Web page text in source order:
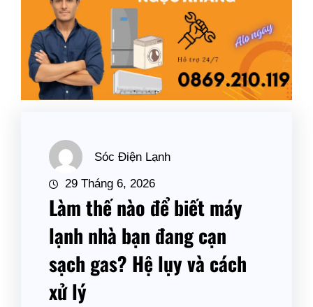
Sóc Điện Lạnh
29 Tháng 6, 2026
Làm thế nào để biết máy
lạnh nhà bạn đang cạn
sạch gas? Hệ lụy và cách
xử lý